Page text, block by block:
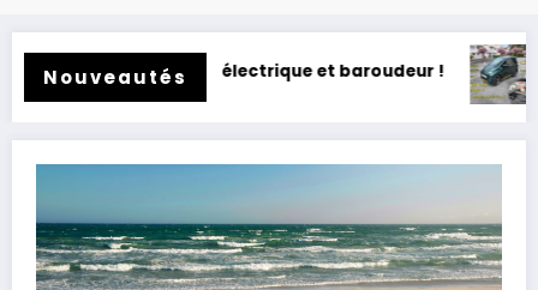
Nouveautés
Essai Swapa ZIP : Voiture sans permis, mais fun !